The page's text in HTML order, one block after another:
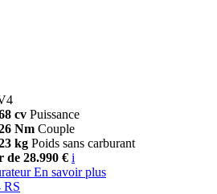
cv Puissance
Nm Couple
kg Poids sans carburant
de 28.990 € i
En savoir plus
RS